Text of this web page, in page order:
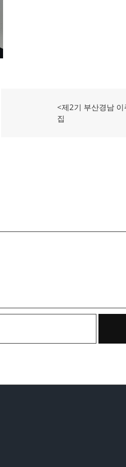
다
음
<제2기 부산경남
집